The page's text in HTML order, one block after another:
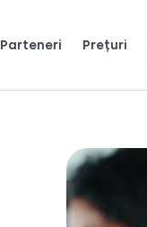
Parteneri Prețuri